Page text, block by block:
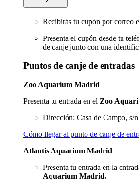
Recibirás tu cupón por correo
Presenta el cupón desde tu
de canje junto con una
Puntos de canje de entradas
Zoo Aquarium Madrid
Presenta tu entrada en el Zoo
Dirección: Casa de Campo, s/
Cómo llegar al punto de canje de
Atlantis Aquarium Madrid
Presenta tu entrada en la
Aquarium Madrid.